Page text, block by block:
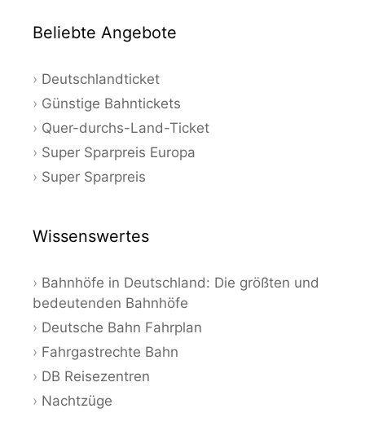
Beliebte Angebote
Deutschlandticket
Günstige Bahntickets
Quer-durchs-Land-Ticket
Super Sparpreis Europa
Super Sparpreis
Wissenswertes
Bahnhöfe in Deutschland: Die größten und
bedeutenden Bahnhöfe
Deutsche Bahn Fahrplan
Fahrgastrechte Bahn
DB Reisezentren
Nachtzüge